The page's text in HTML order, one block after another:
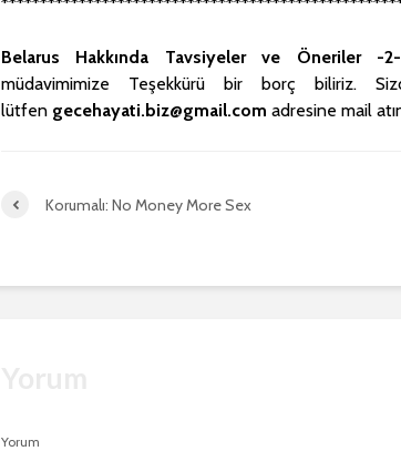
Belarus Hakkında Tavsiyeler ve Öneriler -2-
müdavimimize Teşekkürü bir borç biliriz.
lütfen gecehayati.biz@gmail.com adresine mail
Korumalı: No Money More Sex
Yorum